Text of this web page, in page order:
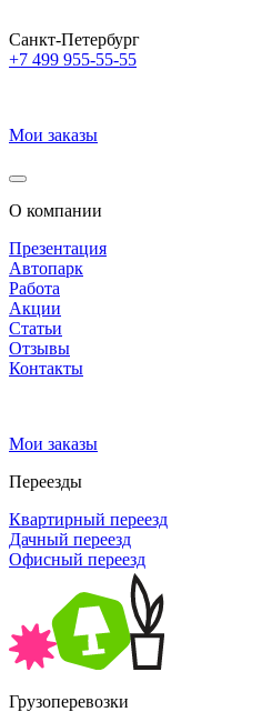
Санкт-Петербург
+7 499 955-55-55
Мои заказы
О компании
Презентация
Автопарк
Работа
Акции
Статьи
Отзывы
Контакты
Мои заказы
Переезды
Квартирный переезд
Дачный переезд
Офисный переезд
Грузоперевозки